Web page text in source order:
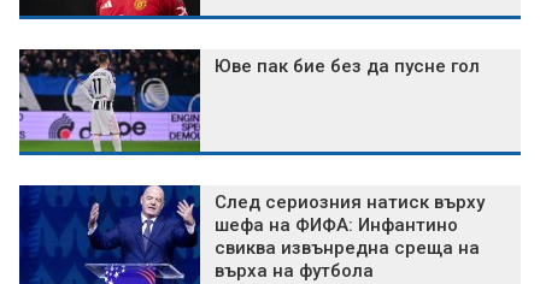
Юве пак бие без да пусне гол
След сериозния натиск върху
шефа на ФИФА: Инфантино
свиква извънредна среща на
върха на футбола